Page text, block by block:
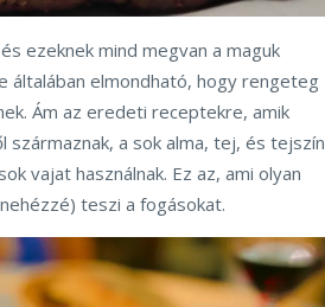
ezeknek mind megvan a maguk
általában elmondható, hogy rengeteg
Ám az eredeti receptekre, amik
a sok alma, tej, és tejszín
vajat használnak. Ez az, ami olyan
teszi a fogásokat.